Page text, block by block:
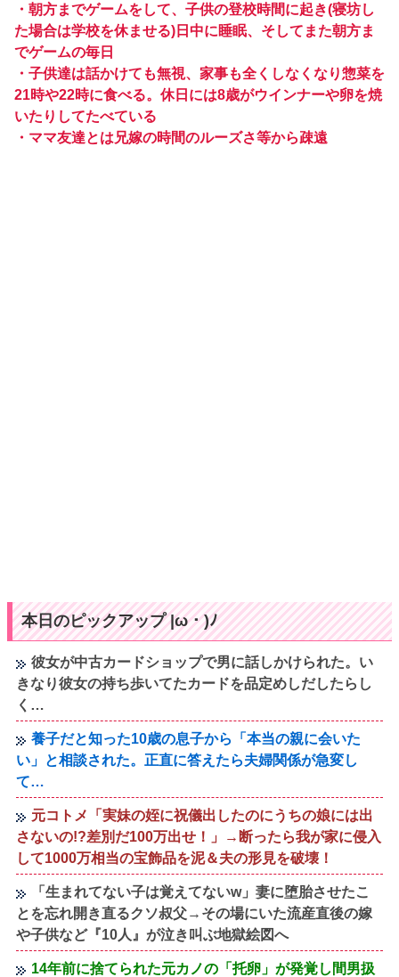
・朝方までゲームをして、子供の登校時間に起き(寝坊し
た場合は学校を休ませる)日中に睡眠、そしてまた朝方ま
でゲームの毎日
・子供達は話かけても無視、家事も全くしなくなり惣菜を
21時や22時に食べる。休日には8歳がウインナーや卵を焼
いたりしてたべている
・ママ友達とは兄嫁の時間のルーズさ等から疎遠
本日のピックアップ |ω・)ﾉ
彼女が中古カードショップで男に話しかけられた。い
きなり彼女の持ち歩いてたカードを品定めしだしたらし
く…
養子だと知った10歳の息子から「本当の親に会いた
い」と相談された。正直に答えたら夫婦関係が急変し
て…
元コトメ「実妹の姪に祝儀出したのにうちの娘には出
さないの!?差別だ100万出せ！」→断ったら我が家に侵入
して1000万相当の宝飾品を泥＆夫の形見を破壊！
「生まれてない子は覚えてないw」妻に堕胎させたこ
とを忘れ開き直るクソ叔父→その場にいた流産直後の嫁
や子供など『10人』が泣き叫ぶ地獄絵図へ
14年前に捨てられた元カノの「托卵」が発覚し間男扱